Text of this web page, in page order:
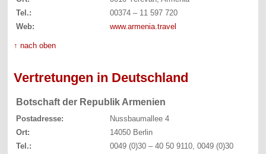
Tel.:
00374 – 11 597 720
Web:
www.armenia.travel
↑ nach oben
Vertretungen in Deutschland
Botschaft der Republik Armenien
Postadresse:
Nussbaumallee 4
Ort:
14050 Berlin
Tel.:
0049 (0)30 – 40 50 9110, 0049 (0)30